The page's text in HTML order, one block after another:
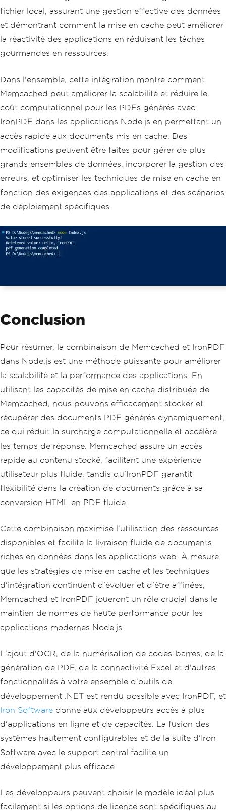
  document
.fromHtml (htmlContent).then
const filePath = ` ${Date .now()}.pd
f`;
// Generate a unique filename base
e
{
      console
. log( 'PDF generation comp
}).catch((e) =>
{
      console
.log('Error saving PDF:',
});
}).catch(( e) =>
{
F:' , e);
});
fichier local, assurant une gestion effective des données
et démontrant comment la mise en cache peut améliorer
la réactivité des applications en réduisant les tâches
gourmandes en ressources.
Dans l'ensemble, cette intégration montre comment
Memcached peut améliorer la scalabilité et réduire le
coût computationnel pour les PDFs générés avec
IronPDF dans les applications Node.js en permettant un
accès rapide aux documents mis en cache. Des
modifications peuvent être faites pour gérer de plus
grands ensembles de données, incorporer la gestion des
erreurs, et optimiser les techniques de mise en cache en
fonction des exigences des applications et des scénarios
de déploiement spécifiques.
Conclusion
Pour résumer, la combinaison de Memcached et IronPDF
dans Node.js est une méthode puissante pour améliorer
la scalabilité et la performance des applications. En
utilisant les capacités de mise en cache distribuée de
Memcached, nous pouvons efficacement stocker et
récupérer des documents PDF générés dynamiquement,
ce qui réduit la surcharge computationnelle et accélère
les temps de réponse. Memcached assure un accès
rapide au contenu stocké, facilitant une expérience
utilisateur plus fluide, tandis qu'IronPDF garantit
flexibilité dans la création de documents grâce à sa
conversion HTML en PDF fluide.
Cette combinaison maximise l'utilisation des ressources
disponibles et facilite la livraison fluide de documents
riches en données dans les applications web. À mesure
que les stratégies de mise en cache et les techniques
d'intégration continuent d'évoluer et d'être affinées,
Memcached et IronPDF joueront un rôle crucial dans le
maintien de normes de haute performance pour les
applications modernes Node.js.
L'ajout d'OCR, de la numérisation de codes-barres, de la
génération de PDF, de la connectivité Excel et d'autres
fonctionnalités à votre ensemble d'outils de
développement .NET est rendu possible avec IronPDF, et
Iron Software donne aux développeurs accès à plus
d'applications en ligne et de capacités. La fusion des
systèmes hautement configurables et de la suite d'Iron
Software avec le support central facilite un
développement plus efficace.
Les développeurs peuvent choisir le modèle idéal plus
facilement si les options de licence sont spécifiques au